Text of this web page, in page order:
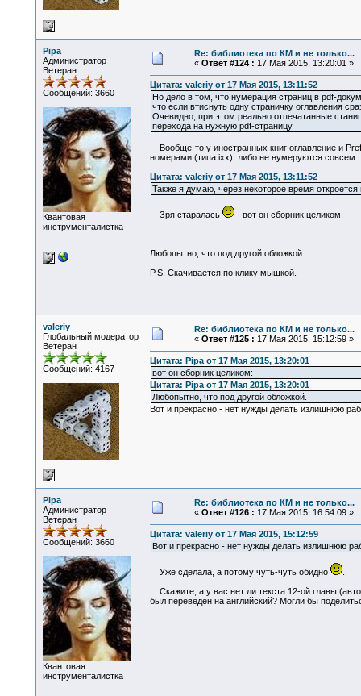
Pipa
Администратор
Ветеран
Сообщений: 3660
Квантовая
инструменталистка
Re: библиотека по КМ и не только...
« Ответ #124 : 17 Мая 2015, 13:20:01 »
Цитата: valeriy от 17 Мая 2015, 13:11:52
Но дело в том, что нумерация страниц в pdf-
что если втиснуть одну страничку оглавления
Очевидно, при этом реально отпечатанные
перехода на нужную pdf-страницу.
Вообще-то у иностранных книг оглавление и
номерами (типа ixx), либо не нумеруются совсем.
Цитата: valeriy от 17 Мая 2015, 13:11:52
Также я думаю, через некоторое время
Зря старалась - вот он сборник целиком:
Любопытно, что под другой обложкой.
P.S. Скачивается по клику мышкой.
valeriy
Глобальный модератор
Ветеран
Сообщений: 4167
Re: библиотека по КМ и не только...
« Ответ #125 : 17 Мая 2015, 15:12:59 »
Цитата: Pipa от 17 Мая 2015, 13:20:01
вот он сборник целиком:
Цитата: Pipa от 17 Мая 2015, 13:20:01
Любопытно, что под другой обложкой.
Вот и прекрасно - нет нужды делать излишнюю
Pipa
Администратор
Ветеран
Сообщений: 3660
Квантовая
инструменталистка
Re: библиотека по КМ и не только...
« Ответ #126 : 17 Мая 2015, 16:54:09 »
Цитата: valeriy от 17 Мая 2015, 15:12:59
Вот и прекрасно - нет нужды делать излишнюю
Уже сделала, а потому чуть-чуть обидно
.
Скажите, а у вас нет ли текста 12-ой главы
был переведен на английский? Могли бы